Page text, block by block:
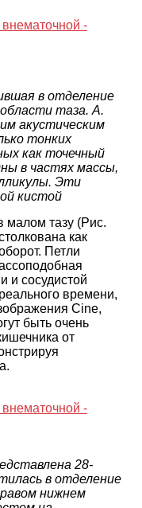
в отделение
таза. A.
акустическим
тонких
как точечный
в частях массы,
Эти
кистой
малом тазу (Рис.
как
Петли
и сосудистой
времени,
Cine,
быть очень
от
28-
в отделение
нижнем